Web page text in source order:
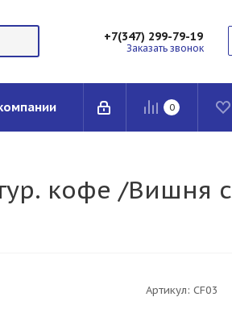
+7(347) 299-79-19
Заказать звонок
0
кофе /Вишня с
Артикул: CF03